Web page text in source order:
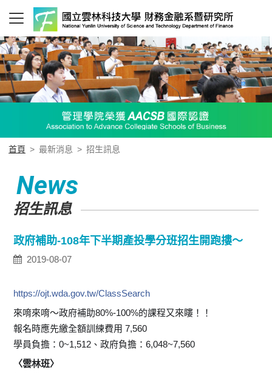
首頁 > 最新消息 > 招生訊息
News
招生訊息
政府補助-108年下半期產投學分班招生開跑摟～
2019-08-07
https://ojt.wda.gov.tw/ClassSearch
來唷來唷～政府補助80%-100%的課程又來瞜！！
報名時應先繳全額訓練費用 7,560
學員負擔：0~1,512、政府負擔：6,048~7,560
〈雲林班〉